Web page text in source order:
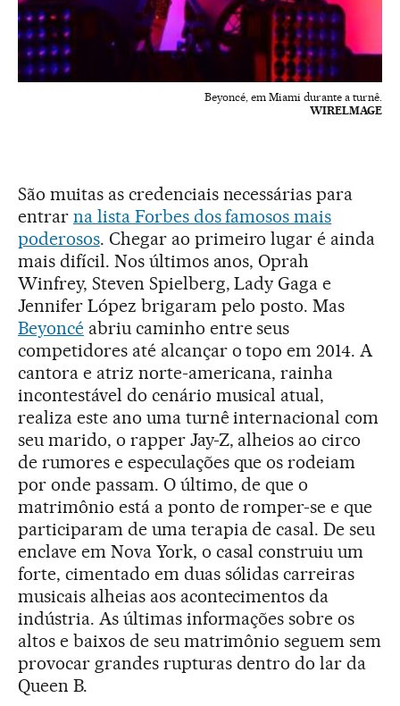
Beyoncé, em Miami durante a turnê.
WIRELMAGE
São muitas as credenciais necessárias para
entrar na lista Forbes dos famosos mais
poderosos. Chegar ao primeiro lugar é ainda
mais difícil. Nos últimos anos, Oprah
Winfrey, Steven Spielberg, Lady Gaga e
Jennifer López brigaram pelo posto. Mas
Beyoncéabriu caminho entre seus
competidores até alcançar o topo em 2014. A
cantora e atriz norte-americana, rainha
incontestável do cenário musical atual,
realiza este ano uma turnê internacional com
seu marido, o rapper Jay-Z, alheios ao circo
de rumores e especulações que os rodeiam
por onde passam. O último, de que o
matrimônio está a ponto de romper-se e que
participaram de uma terapia de casal. De seu
enclave em Nova York, o casal construiu um
forte, cimentado em duas sólidas carreiras
musicais alheias aos acontecimentos da
indústria. As últimas informações sobre os
altos e baixos de seu matrimônio seguem sem
provocar grandes rupturas dentro do lar da
Queen B.